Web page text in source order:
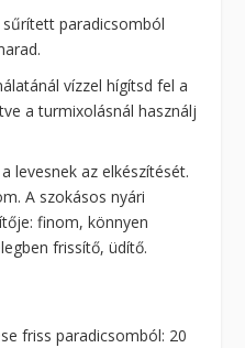
paradicsomból
vízzel hígítsd fel a
a turmixolásnál használj
levesnek az elkészítését.
A szokásos nyári
finom, könnyen
frissítő, üdítő.
friss paradicsomból: 20